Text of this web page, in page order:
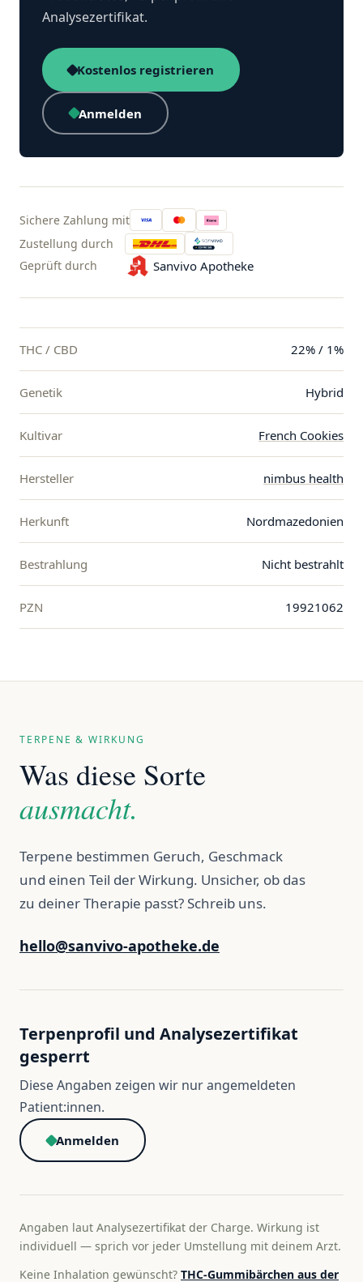
Analysezertifikat.
Kostenlos registrieren
Anmelden
Sichere Zahlung mit
Zustellung durch
Geprüft durch
Sanvivo Apotheke
THC / CBD 22% / 1%
Genetik Hybrid
Kultivar French Cookies
Hersteller nimbus health
Herkunft Nordmazedonien
Bestrahlung Nicht bestrahlt
PZN 19921062
TERPENE & WIRKUNG
Was diese Sorte
ausmacht.
Terpene bestimmen Geruch, Geschmack
und einen Teil der Wirkung. Unsicher, ob das
zu deiner Therapie passt? Schreib uns.
hello@sanvivo-apotheke.de
Terpenprofil und Analysezertifikat
gesperrt
Diese Angaben zeigen wir nur angemeldeten
Patient:innen.
Anmelden
Angaben laut Analysezertifikat der Charge. Wirkung ist
individuell — sprich vor jeder Umstellung mit deinem Arzt.
Keine Inhalation gewünscht? THC-Gummibärchen aus der